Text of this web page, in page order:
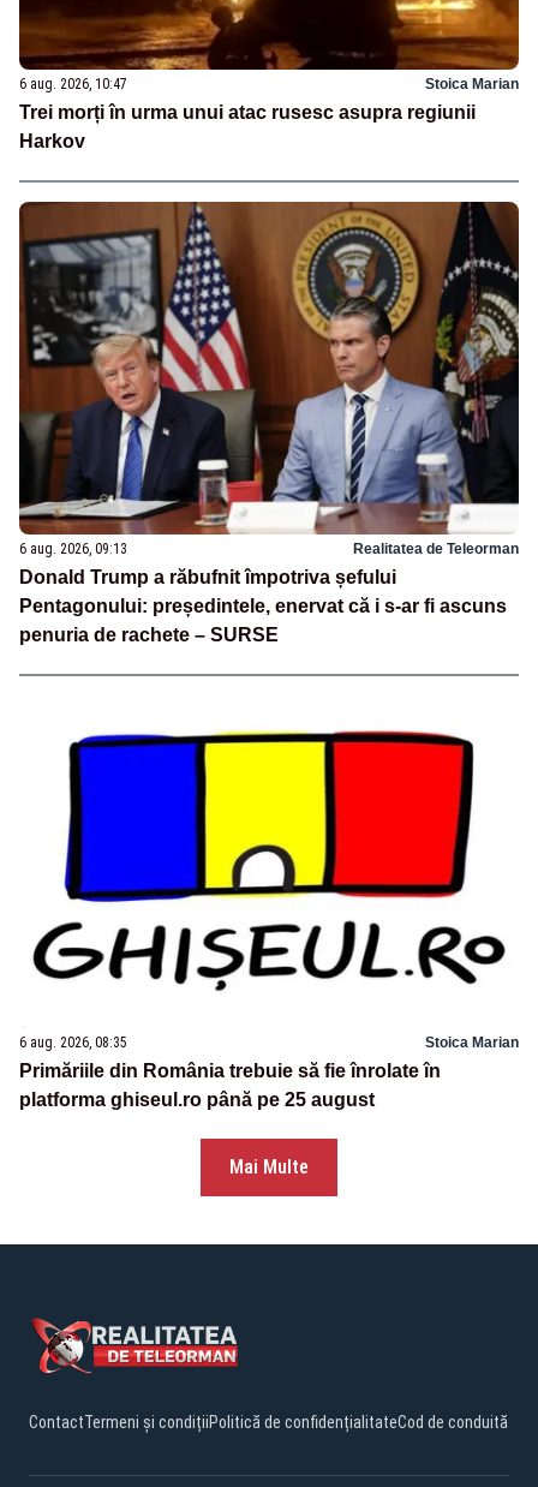
6 aug. 2026, 10:47 Stoica Marian
Trei morți în urma unui atac rusesc asupra regiunii
Harkov
6 aug. 2026, 09:13 Realitatea de Teleorman
Donald Trump a răbufnit împotriva șefului
Pentagonului: președintele, enervat că i s-ar fi ascuns
penuria de rachete – SURSE
6 aug. 2026, 08:35 Stoica Marian
Primăriile din România trebuie să fie înrolate în
platforma ghiseul.ro până pe 25 august
Mai Multe
ContactTermeni și condițiiPolitică de confidențialitateCod de conduită